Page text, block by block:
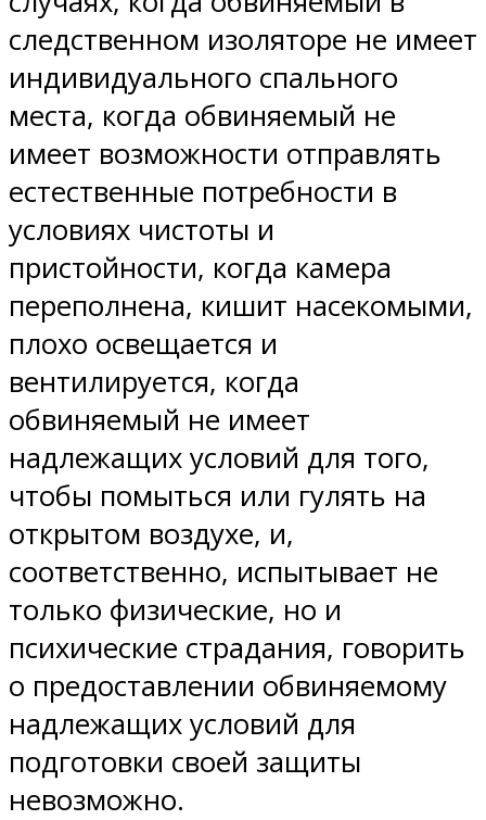
следственном изоляторе не имеет
индивидуального спального
места, когда обвиняемый не
имеет возможности отправлять
естественные потребности в
условиях чистоты и
пристойности, когда камера
переполнена, кишит насекомыми,
плохо освещается и
вентилируется, когда
обвиняемый не имеет
надлежащих условий для того,
чтобы помыться или гулять на
открытом воздухе, и,
соответственно, испытывает не
только физические, но и
психические страдания, говорить
о предоставлении обвиняемому
надлежащих условий для
подготовки своей защиты
невозможно.